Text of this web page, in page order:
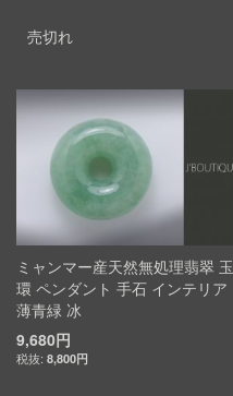
売切れ
ミャンマー産天然無処理翡翠 玉
環 ペンダント 手石 インテリア
薄青緑 冰
9,680円
8,800円